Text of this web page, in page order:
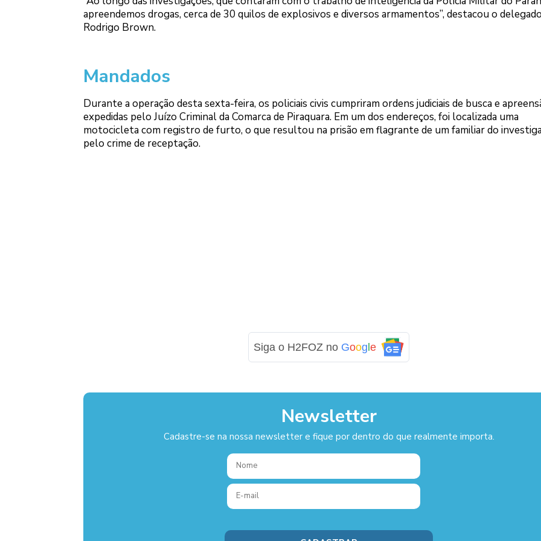
apreendemos drogas, cerca de 30 quilos de explosivos e diversos armamentos”, destacou o delegado
Rodrigo Brown.
Mandados
Durante a operação desta sexta-feira, os policiais civis cumpriram ordens judiciais de busca e
expedidas pelo Juízo Criminal da Comarca de Piraquara. Em um dos endereços, foi localizada uma
motocicleta com registro de furto, o que resultou na prisão em flagrante de um familiar do
pelo crime de receptação.
Siga o H2FOZ no Goog le
Newsletter
Cadastre-se na nossa newsletter e fique por dentro do que realmente importa.